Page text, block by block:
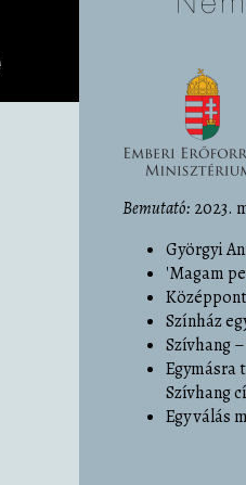
Bemutató: 2023.
Györgyi
'Magam
Színház
Szívhang
Egymásra
Szívhang
Egy válás